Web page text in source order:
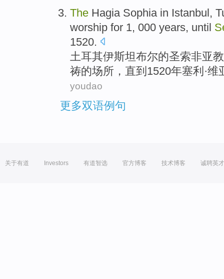
The Hagia Sophia in Istanbul,
worship for 1, 000 years, until
1520.
土耳其伊斯坦布尔的圣索非亚
祷的场所 ， 直到 1520年塞利·维
youdao
更多双语例句
关于有道 Investors 有道智选 官方博客 技术博客 诚聘英才